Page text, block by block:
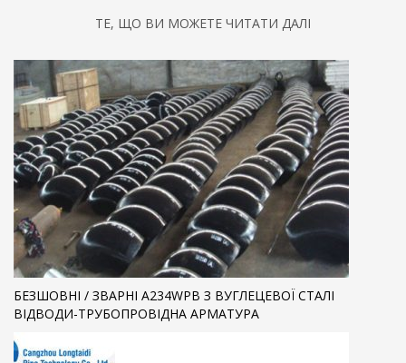
ТЕ, ЩО ВИ МОЖЕТЕ ЧИТАТИ ДАЛІ
БЕЗШОВНІ / ЗВАРНІ A234WPB З ВУГЛЕЦЕВОЇ СТАЛІ
ВІДВОДИ-ТРУБОПРОВІДНА АРМАТУРА